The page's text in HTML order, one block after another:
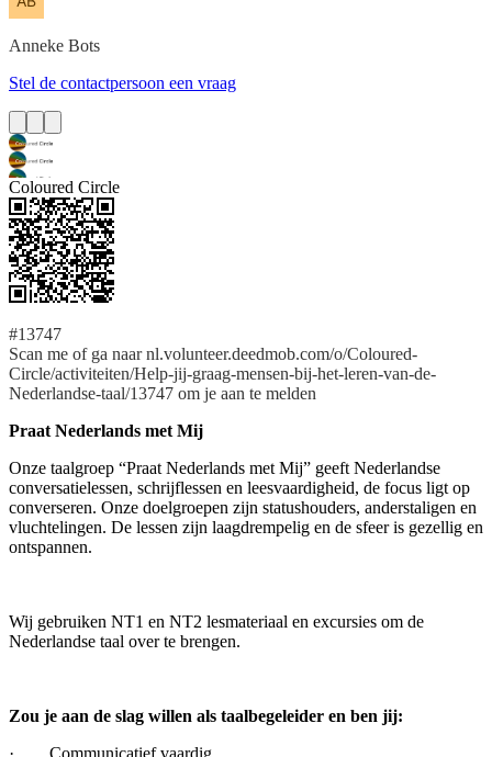
Anneke Bots
Stel de contactpersoon een vraag
Coloured Circle
#13747
Scan me of ga naar nl.volunteer.deedmob.com/o/Coloured-
Circle/activiteiten/Help-jij-graag-mensen-bij-het-leren-van-de-
Nederlandse-taal/13747 om je aan te melden
Praat Nederlands met Mij
Onze taalgroep “Praat Nederlands met Mij” geeft Nederlandse
conversatielessen, schrijflessen en leesvaardigheid, de focus ligt op
converseren. Onze doelgroepen zijn statushouders, anderstaligen en
vluchtelingen. De lessen zijn laagdrempelig en de sfeer is gezellig en
ontspannen.
Wij gebruiken NT1 en NT2 lesmateriaal en excursies om de
Nederlandse taal over te brengen.
Zou je aan de slag willen als taalbegeleider en ben jij: